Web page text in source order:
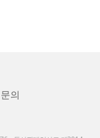
의